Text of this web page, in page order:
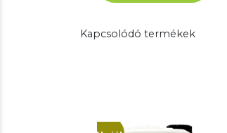
78.950 Ft
Kapcsolódó termékek